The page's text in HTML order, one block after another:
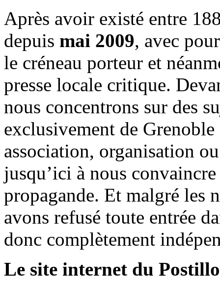
Après avoir existé entre
depuis mai 2009, avec
le créneau porteur et
presse locale critique.
nous concentrons sur des
exclusivement de
association, organisation
jusqu’ici à nous
propagande. Et malgré les
avons refusé toute entrée
donc complètement
Le site internet du